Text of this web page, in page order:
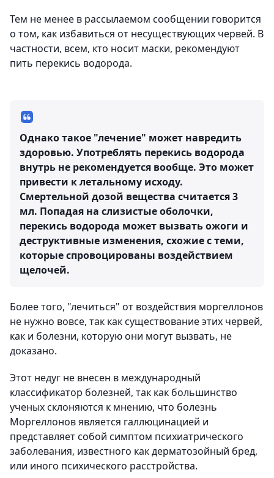
Тем не менее в рассылаемом сообщении говорится
о том, как избавиться от несуществующих червей. В
частности, всем, кто носит маски, рекомендуют
пить перекись водорода.
Однако такое "лечение" может навредить
здоровью. Употреблять перекись водорода
внутрь не рекомендуется вообще. Это может
привести к летальному исходу.
Смертельной дозой вещества считается 3
мл. Попадая на слизистые оболочки,
перекись водорода может вызвать ожоги и
деструктивные изменения, схожие с теми,
которые спровоцированы воздействием
щелочей.
Более того, "лечиться" от воздействия моргеллонов
не нужно вовсе, так как существование этих червей,
как и болезни, которую они могут вызвать, не
доказано.
Этот недуг не внесен в международный
классификатор болезней, так как большинство
ученых склоняются к мнению, что болезнь
Моргеллонов является галлюцинацией и
представляет собой симптом психиатрического
заболевания, известного как дерматозойный бред,
или иного психического расстройства.